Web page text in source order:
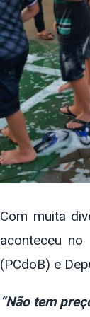
Com muita
aconteceu
(PCdoB) e
“Não tem